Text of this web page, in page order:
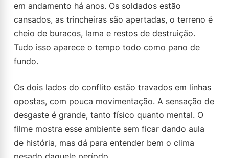
em andamento há anos. Os soldados estão
cansados, as trincheiras são apertadas, o terreno é
cheio de buracos, lama e restos de destruição.
Tudo isso aparece o tempo todo como pano de
fundo.
Os dois lados do conflito estão travados em linhas
opostas, com pouca movimentação. A sensação de
desgaste é grande, tanto físico quanto mental. O
filme mostra esse ambiente sem ficar dando aula
de história, mas dá para entender bem o clima